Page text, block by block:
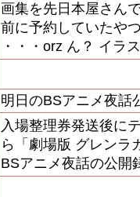
画集を先日本屋さん
前に予約していたや
・・・orz ん？ イラ
明日のBSアニメ夜話
入場整理券発送後に
ら「劇場版 グレンラ
BSアニメ夜話の公開